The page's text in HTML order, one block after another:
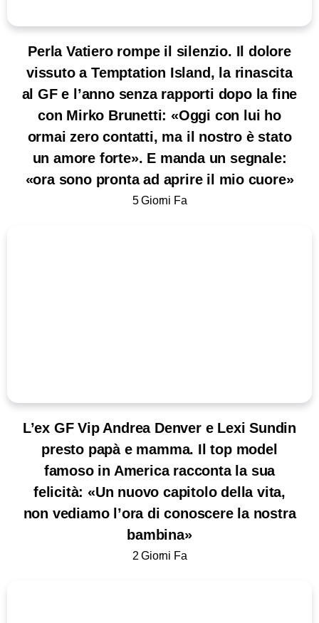
Perla Vatiero rompe il silenzio. Il dolore
vissuto a Temptation Island, la rinascita
al GF e l’anno senza rapporti dopo la fine
con Mirko Brunetti: «Oggi con lui ho
ormai zero contatti, ma il nostro è stato
un amore forte». E manda un segnale:
«ora sono pronta ad aprire il mio cuore»
5 Giorni Fa
L’ex GF Vip Andrea Denver e Lexi Sundin
presto papà e mamma. Il top model
famoso in America racconta la sua
felicità: «Un nuovo capitolo della vita,
non vediamo l’ora di conoscere la nostra
bambina»
2 Giorni Fa